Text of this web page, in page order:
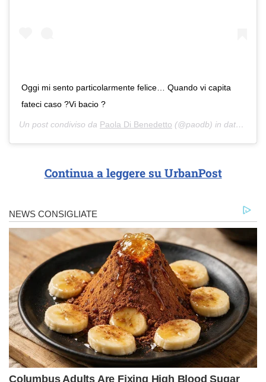
Oggi mi sento particolarmente felice… Quando vi capita
fateci caso ?Vi bacio ?
Un post condiviso da Paola Di Benedetto (@paodb) in data:
Continua a leggere su UrbanPost